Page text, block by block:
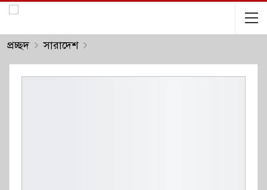
প্রচ্ছদ সারাদেশ